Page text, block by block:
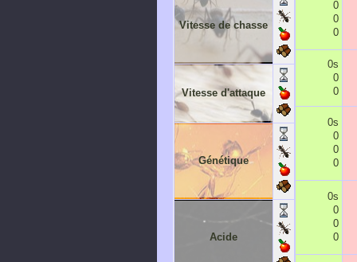
Vitesse de chasse
Vitesse d'attaque
Génétique
Acide
0
0
0
0s
0
0
0s
0
0
0
0s
0
0
0